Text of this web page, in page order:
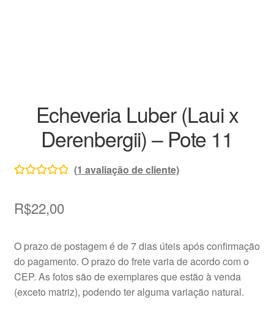
Miniaturas
Perguntas frequentes
Raras
Vasos
Echeveria Luber (Laui x
Derenbergii) – Pote 11
5, com
avaliação de
cliente
(1 avaliação de cliente)
R$22,00
O prazo de postagem é de 7 dias úteis após confirmação
do pagamento. O prazo do frete varia de acordo com o
CEP. As fotos são de exemplares que estão à venda
(exceto matriz), podendo ter alguma variação natural.